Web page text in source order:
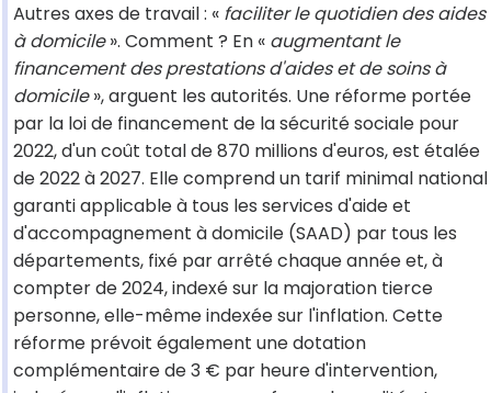
Autres axes de travail : « faciliter le quotidien des aides
à domicile». Comment ? En « augmentant le
financement des prestations d'aides et de soins à
domicile», arguent les autorités. Une réforme portée
par la loi de financement de la sécurité sociale pour
2022, d'un coût total de 870 millions d'euros, est étalée
de 2022 à 2027. Elle comprend un tarif minimal national
garanti applicable à tous les services d'aide et
d'accompagnement à domicile (SAAD) par tous les
départements, fixé par arrêté chaque année et, à
compter de 2024, indexé sur la majoration tierce
personne, elle-même indexée sur l'inflation. Cette
réforme prévoit également une dotation
complémentaire de 3 € par heure d'intervention,